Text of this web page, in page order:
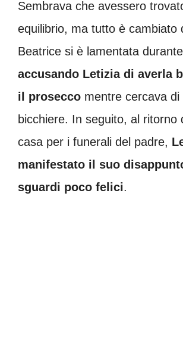
Sembrava che avessero
equilibrio, ma tutto è cambiato
Beatrice si è lamentata
accusando Letizia di averla
il prosecco mentre cercava di
bicchiere. In seguito, al ritorno
casa per i funerali del padre,
manifestato il suo
sguardi poco felici.